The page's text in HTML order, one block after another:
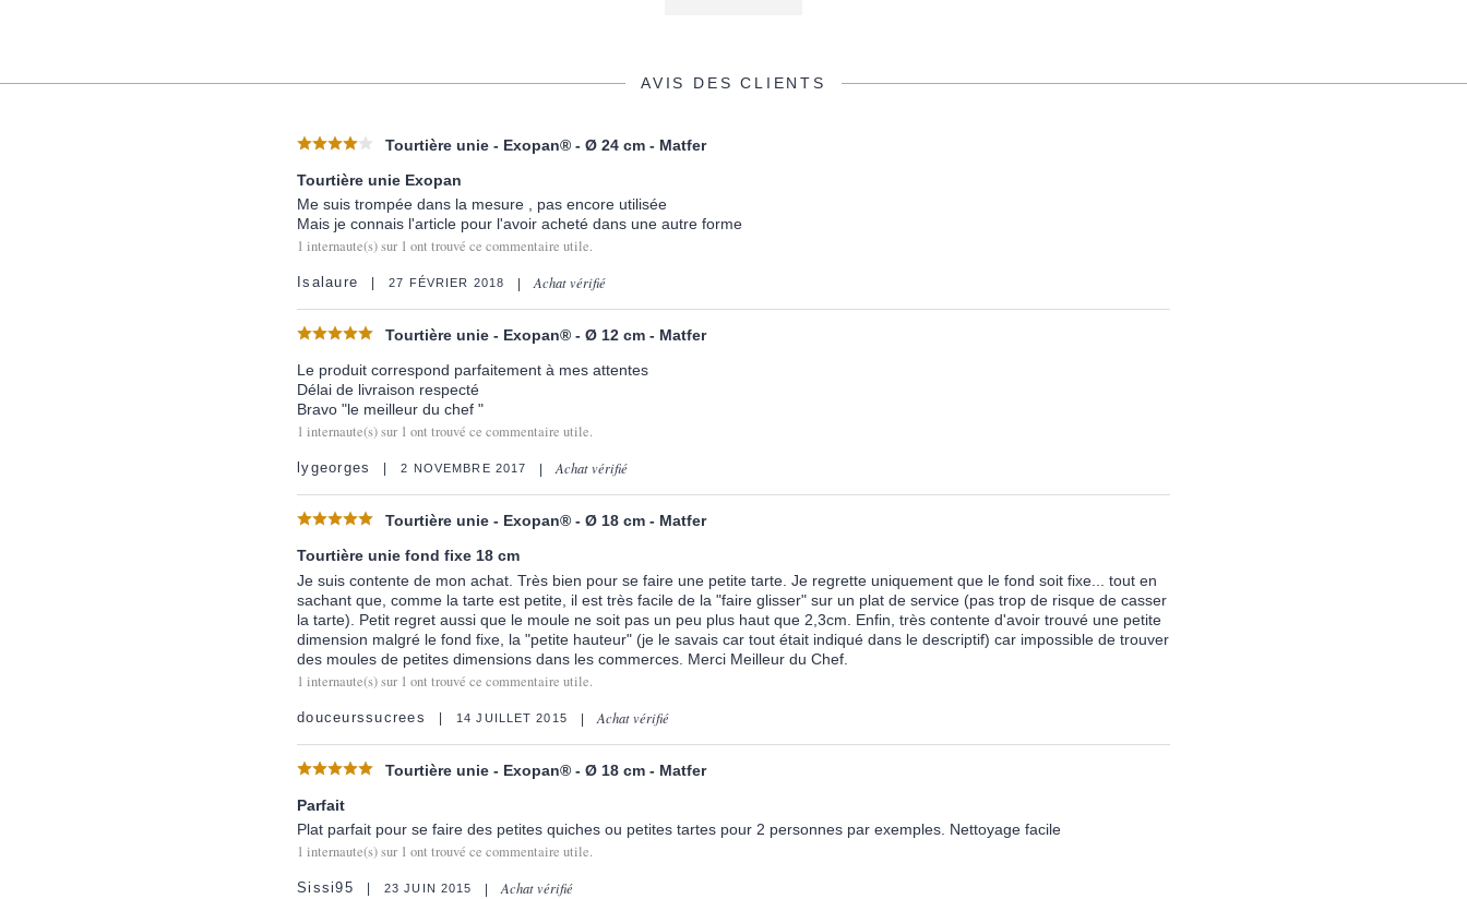
AVIS DES CLIENTS
Tourtière unie - Exopan® - Ø 24 cm - Matfer
Tourtière unie Exopan
Me suis trompée dans la mesure , pas encore utilisée
Mais je connais l'article pour l'avoir acheté dans une autre forme
1 internaute(s) sur 1 ont trouvé ce commentaire utile.
Isalaure 27 FÉVRIER 2018 Achat vérifié
Tourtière unie - Exopan® - Ø 12 cm - Matfer
Le produit correspond parfaitement à mes attentes
Délai de livraison respecté
Bravo "le meilleur du chef "
1 internaute(s) sur 1 ont trouvé ce commentaire utile.
lygeorges 2 NOVEMBRE 2017 Achat vérifié
Tourtière unie - Exopan® - Ø 18 cm - Matfer
Tourtière unie fond fixe 18 cm
Je suis contente de mon achat. Très bien pour se faire une petite tarte. Je regrette uniquement que le fond soit fixe... tout en
sachant que, comme la tarte est petite, il est très facile de la "faire glisser" sur un plat de service (pas trop de risque de casser
la tarte). Petit regret aussi que le moule ne soit pas un peu plus haut que 2,3cm. Enfin, très contente d'avoir trouvé une petite
dimension malgré le fond fixe, la "petite hauteur" (je le savais car tout était indiqué dans le descriptif) car impossible de trouver
des moules de petites dimensions dans les commerces. Merci Meilleur du Chef.
1 internaute(s) sur 1 ont trouvé ce commentaire utile.
douceurssucrees 14 JUILLET 2015 Achat vérifié
Tourtière unie - Exopan® - Ø 18 cm - Matfer
Parfait
Plat parfait pour se faire des petites quiches ou petites tartes pour 2 personnes par exemples. Nettoyage facile
1 internaute(s) sur 1 ont trouvé ce commentaire utile.
Sissi95 23 JUIN 2015 Achat vérifié